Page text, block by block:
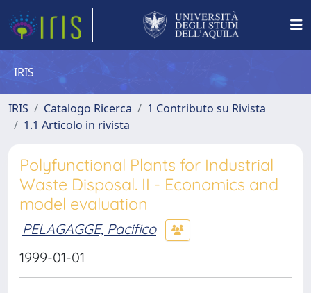
IRIS
IRIS Catalogo Ricerca
1 Contributo su Rivista
1.1 Articolo in rivista
Polyfunctional Plants for Industrial
Waste Disposal. II - Economics and
model evaluation
PELAGAGGE, Pacifico
1999-01-01